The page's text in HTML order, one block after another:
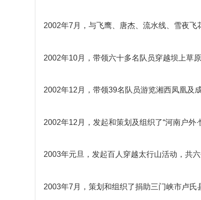
2002年7月，与飞鹰、唐杰、流水线、雪夜飞
2002年10月，带领六十多名队员穿越坝上草原
2002年12月，带领39名队员游览湘西凤凰及
2002年12月，发起和策划及组织了“河南户外
2003年元旦，发起百人穿越太行山活动，共
2003年7月，策划和组织了捐助三门峡市卢氏